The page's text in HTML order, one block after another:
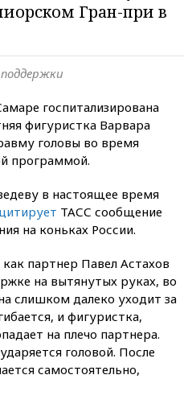
Гран-при в
госпитализирована
фигуристка Варвара
головы во время
программой.
в настоящее время
цитирует ТАСС сообщение
на коньках России.
как партнер Павел Астахов
на вытянутых руках, во
слишком далеко уходит за
и фигуристка,
на плечо партнера.
головой. После
самостоятельно,